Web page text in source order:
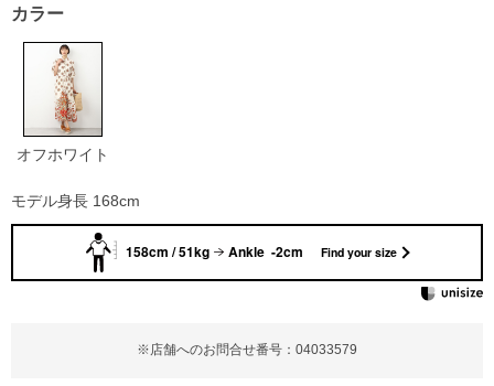
※店舗へのお問合せ番号：04033579
カラー
オフホワイト
モデル身長 168cm
158cm / 51kg Ankle -2cm Find your size